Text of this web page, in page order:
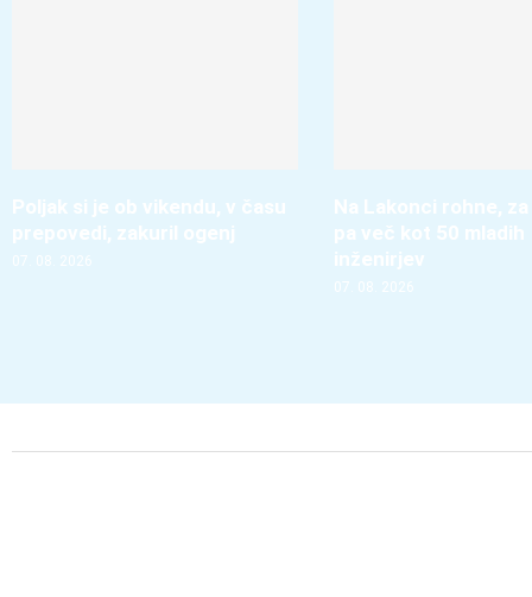
Poljak si je ob vikendu, v času
prepovedi, zakuril ogenj
07. 08. 2026
Na Lakonci rohne,
pa več kot 50 mladih
inženirjev
07. 08. 2026